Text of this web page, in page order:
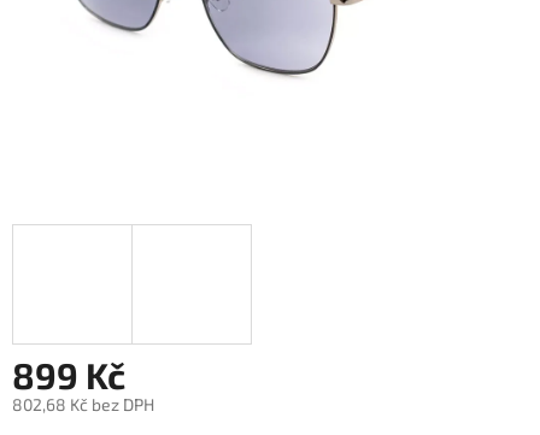
899 Kč
802,68 Kč bez DPH